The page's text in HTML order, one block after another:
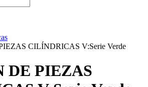
CILÍNDRICAS V:Serie Verde
DE PIEZAS